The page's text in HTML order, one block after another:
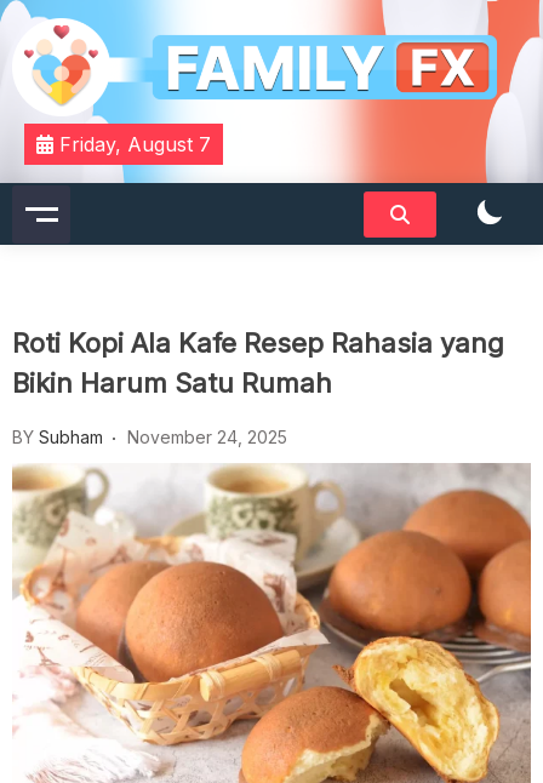
Skip
content
Familyfx
Your Daily Dose of Family Wisdom
Friday, August 7
Roti Kopi Ala Kafe Resep Rahasia yang
Bikin Harum Satu Rumah
BY Subham November 24, 2025